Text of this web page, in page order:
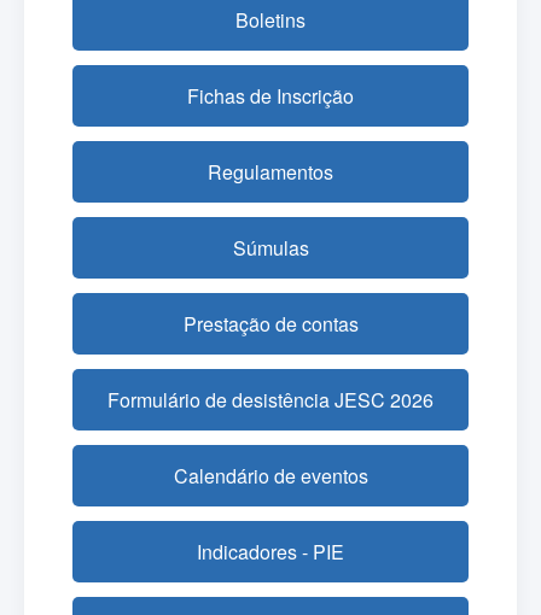
Boletins
Fichas de Inscrição
Regulamentos
Súmulas
Prestação de contas
Formulário de desistência JESC 2026
Calendário de eventos
Indicadores - PIE